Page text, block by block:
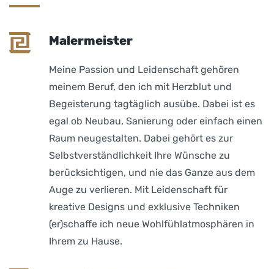
Malermeister
Meine Passion und Leidenschaft gehören
meinem Beruf, den ich mit Herzblut und
Begeisterung tagtäglich ausübe. Dabei ist es
egal ob Neubau, Sanierung oder einfach einen
Raum neugestalten. Dabei gehört es zur
Selbstverständlichkeit Ihre Wünsche zu
berücksichtigen, und nie das Ganze aus dem
Auge zu verlieren. Mit Leidenschaft für
kreative Designs und exklusive Techniken
(er)schaffe ich neue Wohlfühlatmosphären in
Ihrem zu Hause.